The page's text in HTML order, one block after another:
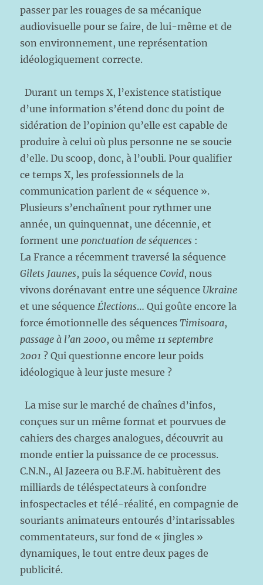
passer par les rouages de sa mécanique
audiovisuelle pour se faire, de lui-même et de
son environnement, une représentation
idéologiquement correcte.
Durant un temps X, l’existence statistique
d’une information s’étend donc du point de
sidération de l’opinion qu’elle est capable de
produire à celui où plus personne ne se soucie
d’elle. Du scoop, donc, à l’oubli. Pour qualifier
ce temps X, les professionnels de la
communication parlent de « séquence ».
Plusieurs s’enchaînent pour rythmer une
année, un quinquennat, une décennie, et
forment uneponctuation de séquences :
La France a récemment traversé la séquence
Gilets Jaunes, puis la séquenceCovid, nous
vivons dorénavant entre une séquence Ukraine
et une séquenceÉlections… Qui goûte encore la
force émotionnelle des séquencesTimisoara,
passage à l’an 2000, ou même 11 septembre
2001 ? Qui questionne encore leur poids
idéologique à leur juste mesure ?
La mise sur le marché de chaînes d’infos,
conçues sur un même format et pourvues de
cahiers des charges analogues, découvrit au
monde entier la puissance de ce processus.
C.N.N., Al Jazeera ou B.F.M. habituèrent des
milliards de téléspectateurs à confondre
infospectacles et télé-réalité, en compagnie de
souriants animateurs entourés d’intarissables
commentateurs, sur fond de « jingles »
dynamiques, le tout entre deux pages de
publicité.